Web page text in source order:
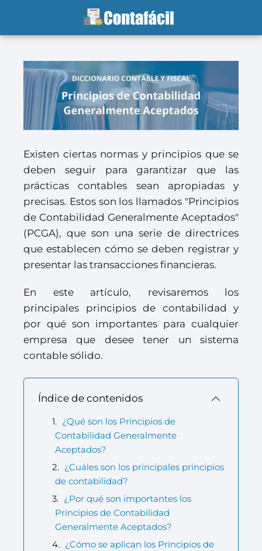
Existen ciertas normas y principios que se
deben seguir para garantizar que las
prácticas contables sean apropiadas y
precisas. Estos son los llamados "Principios
de Contabilidad Generalmente Aceptados"
(PCGA), que son una serie de directrices
que establecen cómo se deben registrar y
presentar las transacciones financieras.
En este artículo, revisaremos los
principales principios de contabilidad y
por qué son importantes para cualquier
empresa que desee tener un sistema
contable sólido.
Índice de contenidos
¿Qué son los Principios de
Contabilidad Generalmente
Aceptados?
¿Cuáles son los principales principios
de contabilidad?
¿Por qué son importantes los
Principios de Contabilidad
Generalmente Aceptados?
¿Cómo se aplican los Principios de